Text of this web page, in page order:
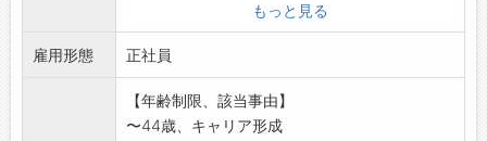
模な工場を保有する
民間会社様です。
・高圧洗浄車、吸引車、修繕ロボット等を使用
して、道路を掘削す
ることなく、マンホールから作業を行いま
す。
もっと見る
雇用形態 正社員
【年齢制限、該当事由】
〜44歳、キャリア形成